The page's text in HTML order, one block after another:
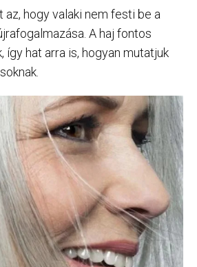
az, hogy valaki nem festi be a
A haj fontos
így hat arra is, hogyan mutatjuk